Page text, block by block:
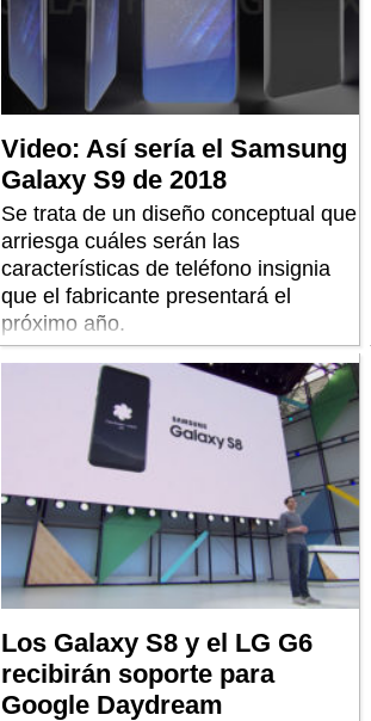
Video: Así sería el Samsung
Galaxy S9 de 2018
Se trata de un diseño conceptual que
arriesga cuáles serán las
características de teléfono insignia
que el fabricante presentará el
próximo año.
Los Galaxy S8 y el LG G6
recibirán soporte para
Google Daydream